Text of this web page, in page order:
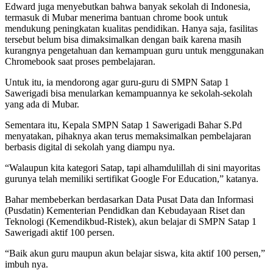
Edward juga menyebutkan bahwa banyak sekolah di Indonesia,
termasuk di Mubar menerima bantuan chrome book untuk
mendukung peningkatan kualitas pendidikan. Hanya saja, fasilitas
tersebut belum bisa dimaksimalkan dengan baik karena masih
kurangnya pengetahuan dan kemampuan guru untuk menggunakan
Chromebook saat proses pembelajaran.
Untuk itu, ia mendorong agar guru-guru di SMPN Satap 1
Sawerigadi bisa menularkan kemampuannya ke sekolah-sekolah
yang ada di Mubar.
Sementara itu, Kepala SMPN Satap 1 Sawerigadi Bahar S.Pd
menyatakan, pihaknya akan terus memaksimalkan pembelajaran
berbasis digital di sekolah yang diampu nya.
“Walaupun kita kategori Satap, tapi alhamdulillah di sini mayoritas
gurunya telah memiliki sertifikat Google For Education,” katanya.
Bahar membeberkan berdasarkan Data Pusat Data dan Informasi
(Pusdatin) Kementerian Pendidkan dan Kebudayaan Riset dan
Teknologi (Kemendikbud-Ristek), akun belajar di SMPN Satap 1
Sawerigadi aktif 100 persen.
“Baik akun guru maupun akun belajar siswa, kita aktif 100 persen,”
imbuh nya.